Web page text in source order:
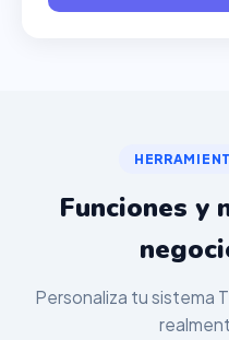
Funciones y
Personaliza tu sistema